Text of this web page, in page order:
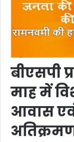
बीएसपी
माह में
आवास